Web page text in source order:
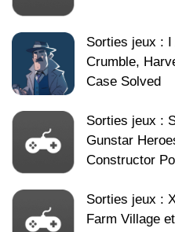
Sorties jeux : I
Crumble,
Case Solved
Sorties jeux :
Gunstar
Constructor
Sorties jeux :
Farm Village